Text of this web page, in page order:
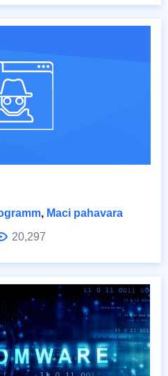
, Maci pahavara
20,297